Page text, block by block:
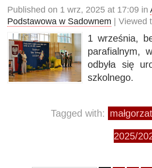
Published on 1 wrz, 2025 at 17:09 in
Podstawowa w Sadownem | Viewed
1 września,
parafialnym,
odbyła się
szkolnego.
Tagged with:
2025/